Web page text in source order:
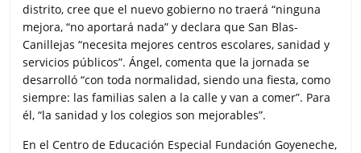
distrito, cree que el nuevo gobierno no traerá “ninguna
mejora, “no aportará nada” y declara que San Blas-
Canillejas “necesita mejores centros escolares, sanidad y
servicios públicos”. Ángel, comenta que la jornada se
desarrolló “con toda normalidad, siendo una fiesta, como
siempre: las familias salen a la calle y van a comer”. Para
él, “la sanidad y los colegios son mejorables”.
En el Centro de Educación Especial Fundación Goyeneche,